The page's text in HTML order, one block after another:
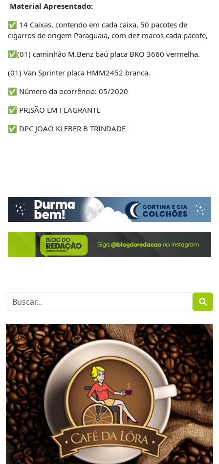
Material Apresentado:
✅ 14 Caixas, contendo em cada caixa, 50 pacotes de
cigarros de origem Paraguaia, com dez macos cada pacote,
✅(01) caminhão M.Benz baú placa BKO 3660 vermelha.
(01) Van Sprinter placa HMM2452 branca.
✅ Número da ocorrência: 05/2020
✅ PRISÃO EM FLAGRANTE
✅ DPC JOAO KLEBER B TRINDADE